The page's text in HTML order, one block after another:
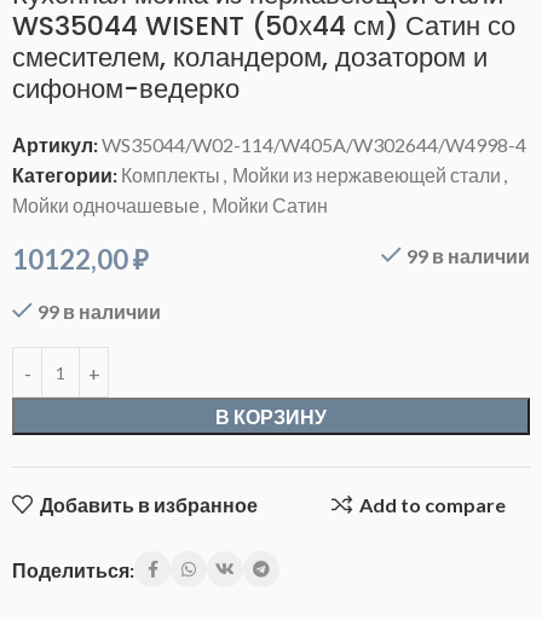
WS35044 WISENT (50х44 см) Сатин со
смесителем, коландером, дозатором и
сифоном-ведерко
Артикул:WS35044/W02-114/W405A/W302644/W4998-4
Категории: Комплекты , Мойки из нержавеющей стали ,
Мойки одночашевые , Мойки Сатин
10122,00₽ 99 в наличии
99 в наличии
В КОРЗИНУ
Добавить в избранное Add to compare
Поделиться: